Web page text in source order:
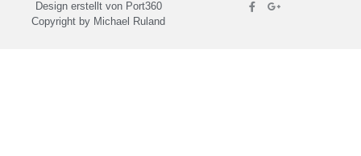
Design erstellt von Port360
Copyright by Michael Ruland